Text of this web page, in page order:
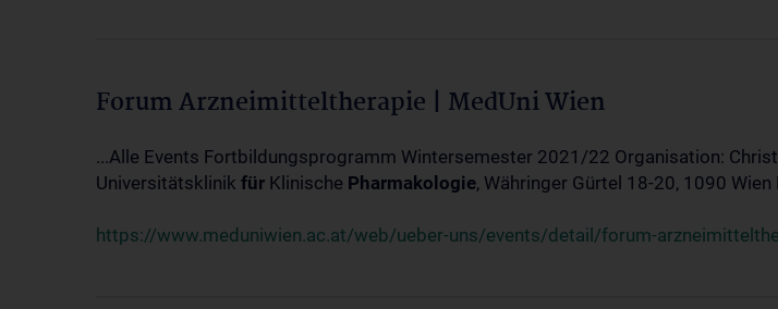
Forum Arzneimitteltherapie | MedUni Wien
...Alle Events Fortbildungsprogramm Wintersemester 2021/22 Organisation:
Universitätsklinik für Klinische Pharmakologie, Währinger Gürtel 18-20, 1090
https://www.meduniwien.ac.at/web/ueber-uns/events/detail/forum-